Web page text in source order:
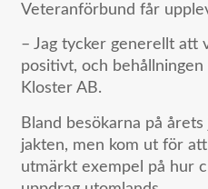
Veteranförbund får
– Jag tycker generellt att
positivt, och
Kloster AB.
Bland besökarna på
jakten, men kom ut för
utmärkt exempel på hur